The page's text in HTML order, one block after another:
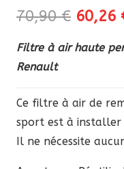
70,90€ Le
initial
60,26
Filtre à air haute
Renault
Ce filtre à air de
sport est à installer
Il ne nécessite